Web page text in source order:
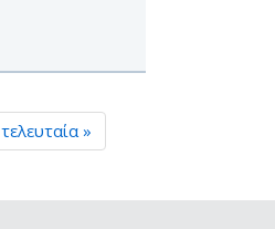
τελευταία »